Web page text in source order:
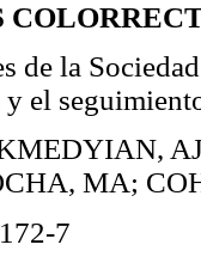
de la
el
MA;
7